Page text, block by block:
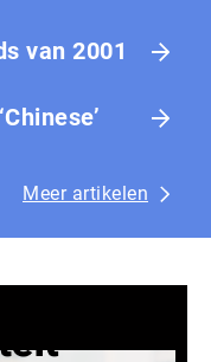
van 2001
Meer artikelen